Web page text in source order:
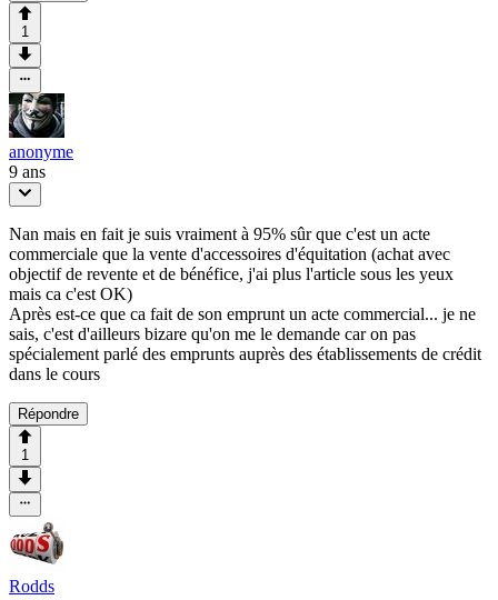
1
anonyme
9 ans
Nan mais en fait je suis vraiment à 95% sûr que c'est un acte
commerciale que la vente d'accessoires d'équitation (achat avec
objectif de revente et de bénéfice, j'ai plus l'article sous les yeux
mais ca c'est OK)
Après est-ce que ca fait de son emprunt un acte commercial... je ne
sais, c'est d'ailleurs bizare qu'on me le demande car on pas
spécialement parlé des emprunts auprès des établissements de crédit
dans le cours
Répondre
1
Rodds